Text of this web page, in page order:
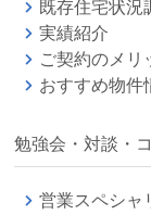
既存住宅状況
実績紹介
ご契約のメリ
おすすめ物件
勉強会・対談・
営業スペシャ